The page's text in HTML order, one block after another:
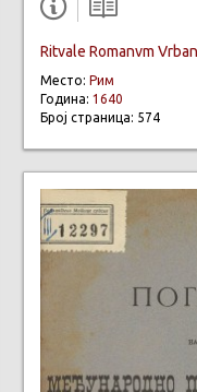
Ritvale Romanvm
Место: Рим
Година: 1640
Број страница: 574